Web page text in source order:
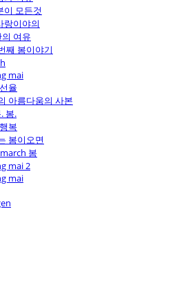
이 모든것
랑이야의
여유
째 봄이야기
mai
율
아름다움의 사본
봄.
복
봄이오면
봄
mai 2
mai